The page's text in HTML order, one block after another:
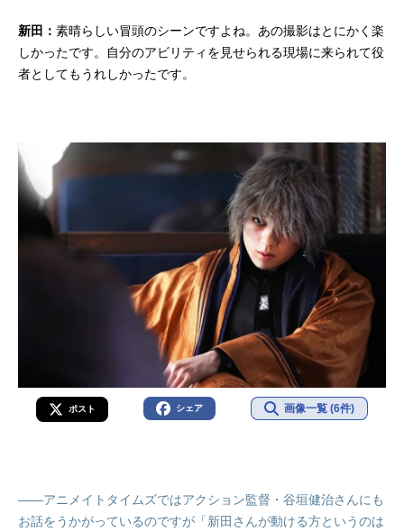
新田： 素晴らしい冒頭のシーンですよね。あの撮影はとにかく楽
しかったです。自分のアビリティを見せられる現場に来られて役
者としてもうれしかったです。
ポスト シェア 画像一覧 (6件)
——アニメイトタイムズではアクション監督・谷垣健治さんにも
お話をうかがっているのですが「新田さんが動ける方というのは